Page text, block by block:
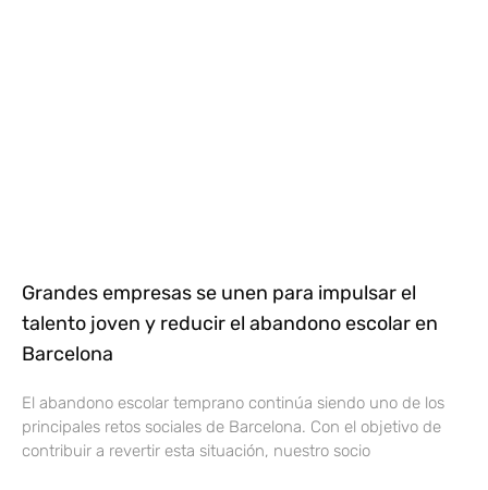
Grandes empresas se unen para impulsar el
talento joven y reducir el abandono escolar en
Barcelona
El abandono escolar temprano continúa siendo uno de los
principales retos sociales de Barcelona. Con el objetivo de
contribuir a revertir esta situación, nuestro socio